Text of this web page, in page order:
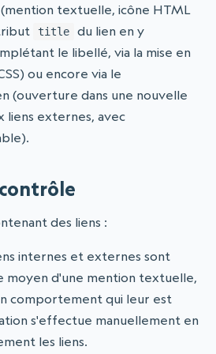
textuelle, icône HTML
title
du lien en y
le libellé, via la mise en
ou encore via le
(ouverture dans une nouvelle
externes, avec
des liens :
internes et externes sont
moyen d'une mention textuelle,
comportement qui leur est
s'effectue manuellement en
les liens.